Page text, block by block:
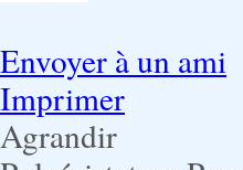
Envoyer à un ami
Imprimer
Agrandir